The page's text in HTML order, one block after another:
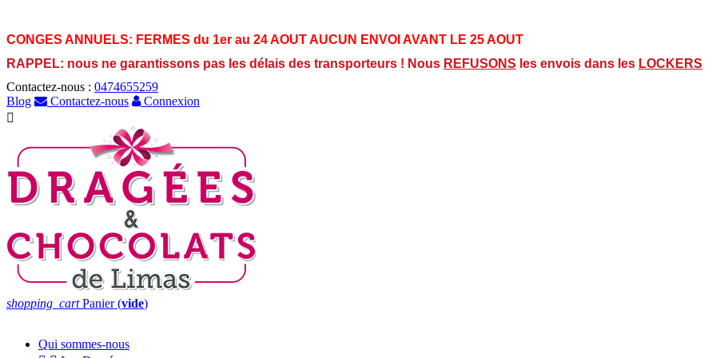
CONGES ANNUELS: FERMES du 1er au 24 AOUT AUCUN ENVOI AVANT LE 25 AOUT
RAPPEL: nous ne garantissons pas les délais des transporteurs ! Nous REFUSONS les envois dans les LOCKERS
Contactez-nous : 0474655259
Blog
Contactez-nous
Connexion

shopping_cart Panier (vide)
Qui sommes-nous